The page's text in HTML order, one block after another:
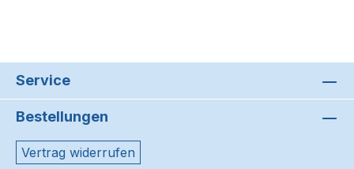
Service
Bestellungen
Vertrag widerrufen